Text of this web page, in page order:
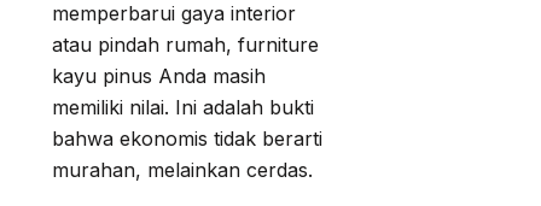
memperbarui gaya interior
atau pindah rumah, furniture
kayu pinus Anda masih
memiliki nilai. Ini adalah bukti
bahwa ekonomis tidak berarti
murahan, melainkan cerdas.